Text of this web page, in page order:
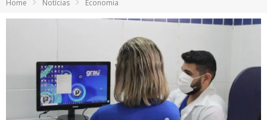
Votação para o concurso Rainha do Pedro Leopoldo Rodeio Show 2026 é liberada no G1
Suzy Brasil desembarca em Belo Horizonte nesta quinta-feira com o espetáculo “Uma Noite Horripilante”
Home Notícias Economia